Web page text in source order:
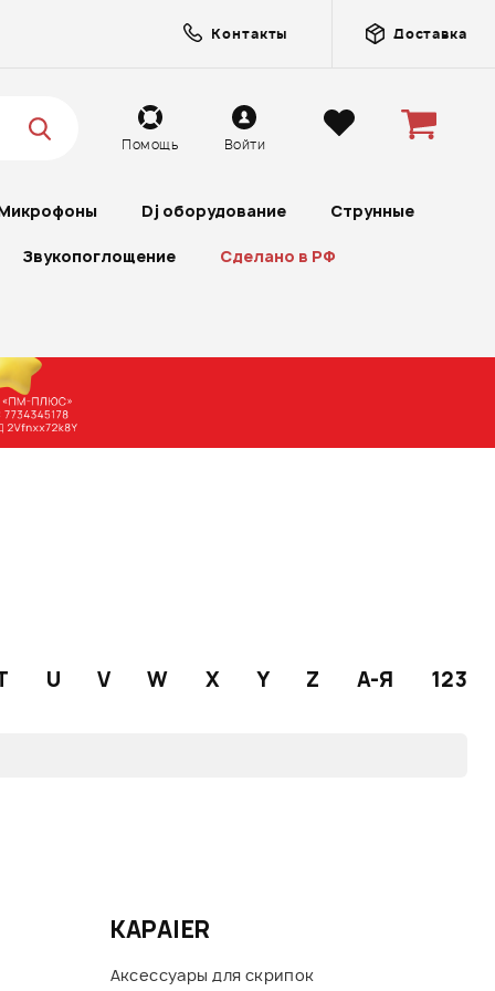
Контакты Доставка
Помощь Войти
Dj оборудование Струнные
Звукопоглощение Сделано в РФ
U V W X Y Z А-Я 123
KAPAIER
Аксессуары для скрипок